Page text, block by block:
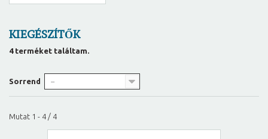
KIEGÉSZÍTŐK
4 terméket találtam.
Sorrend --
Mutat 1 - 4 / 4